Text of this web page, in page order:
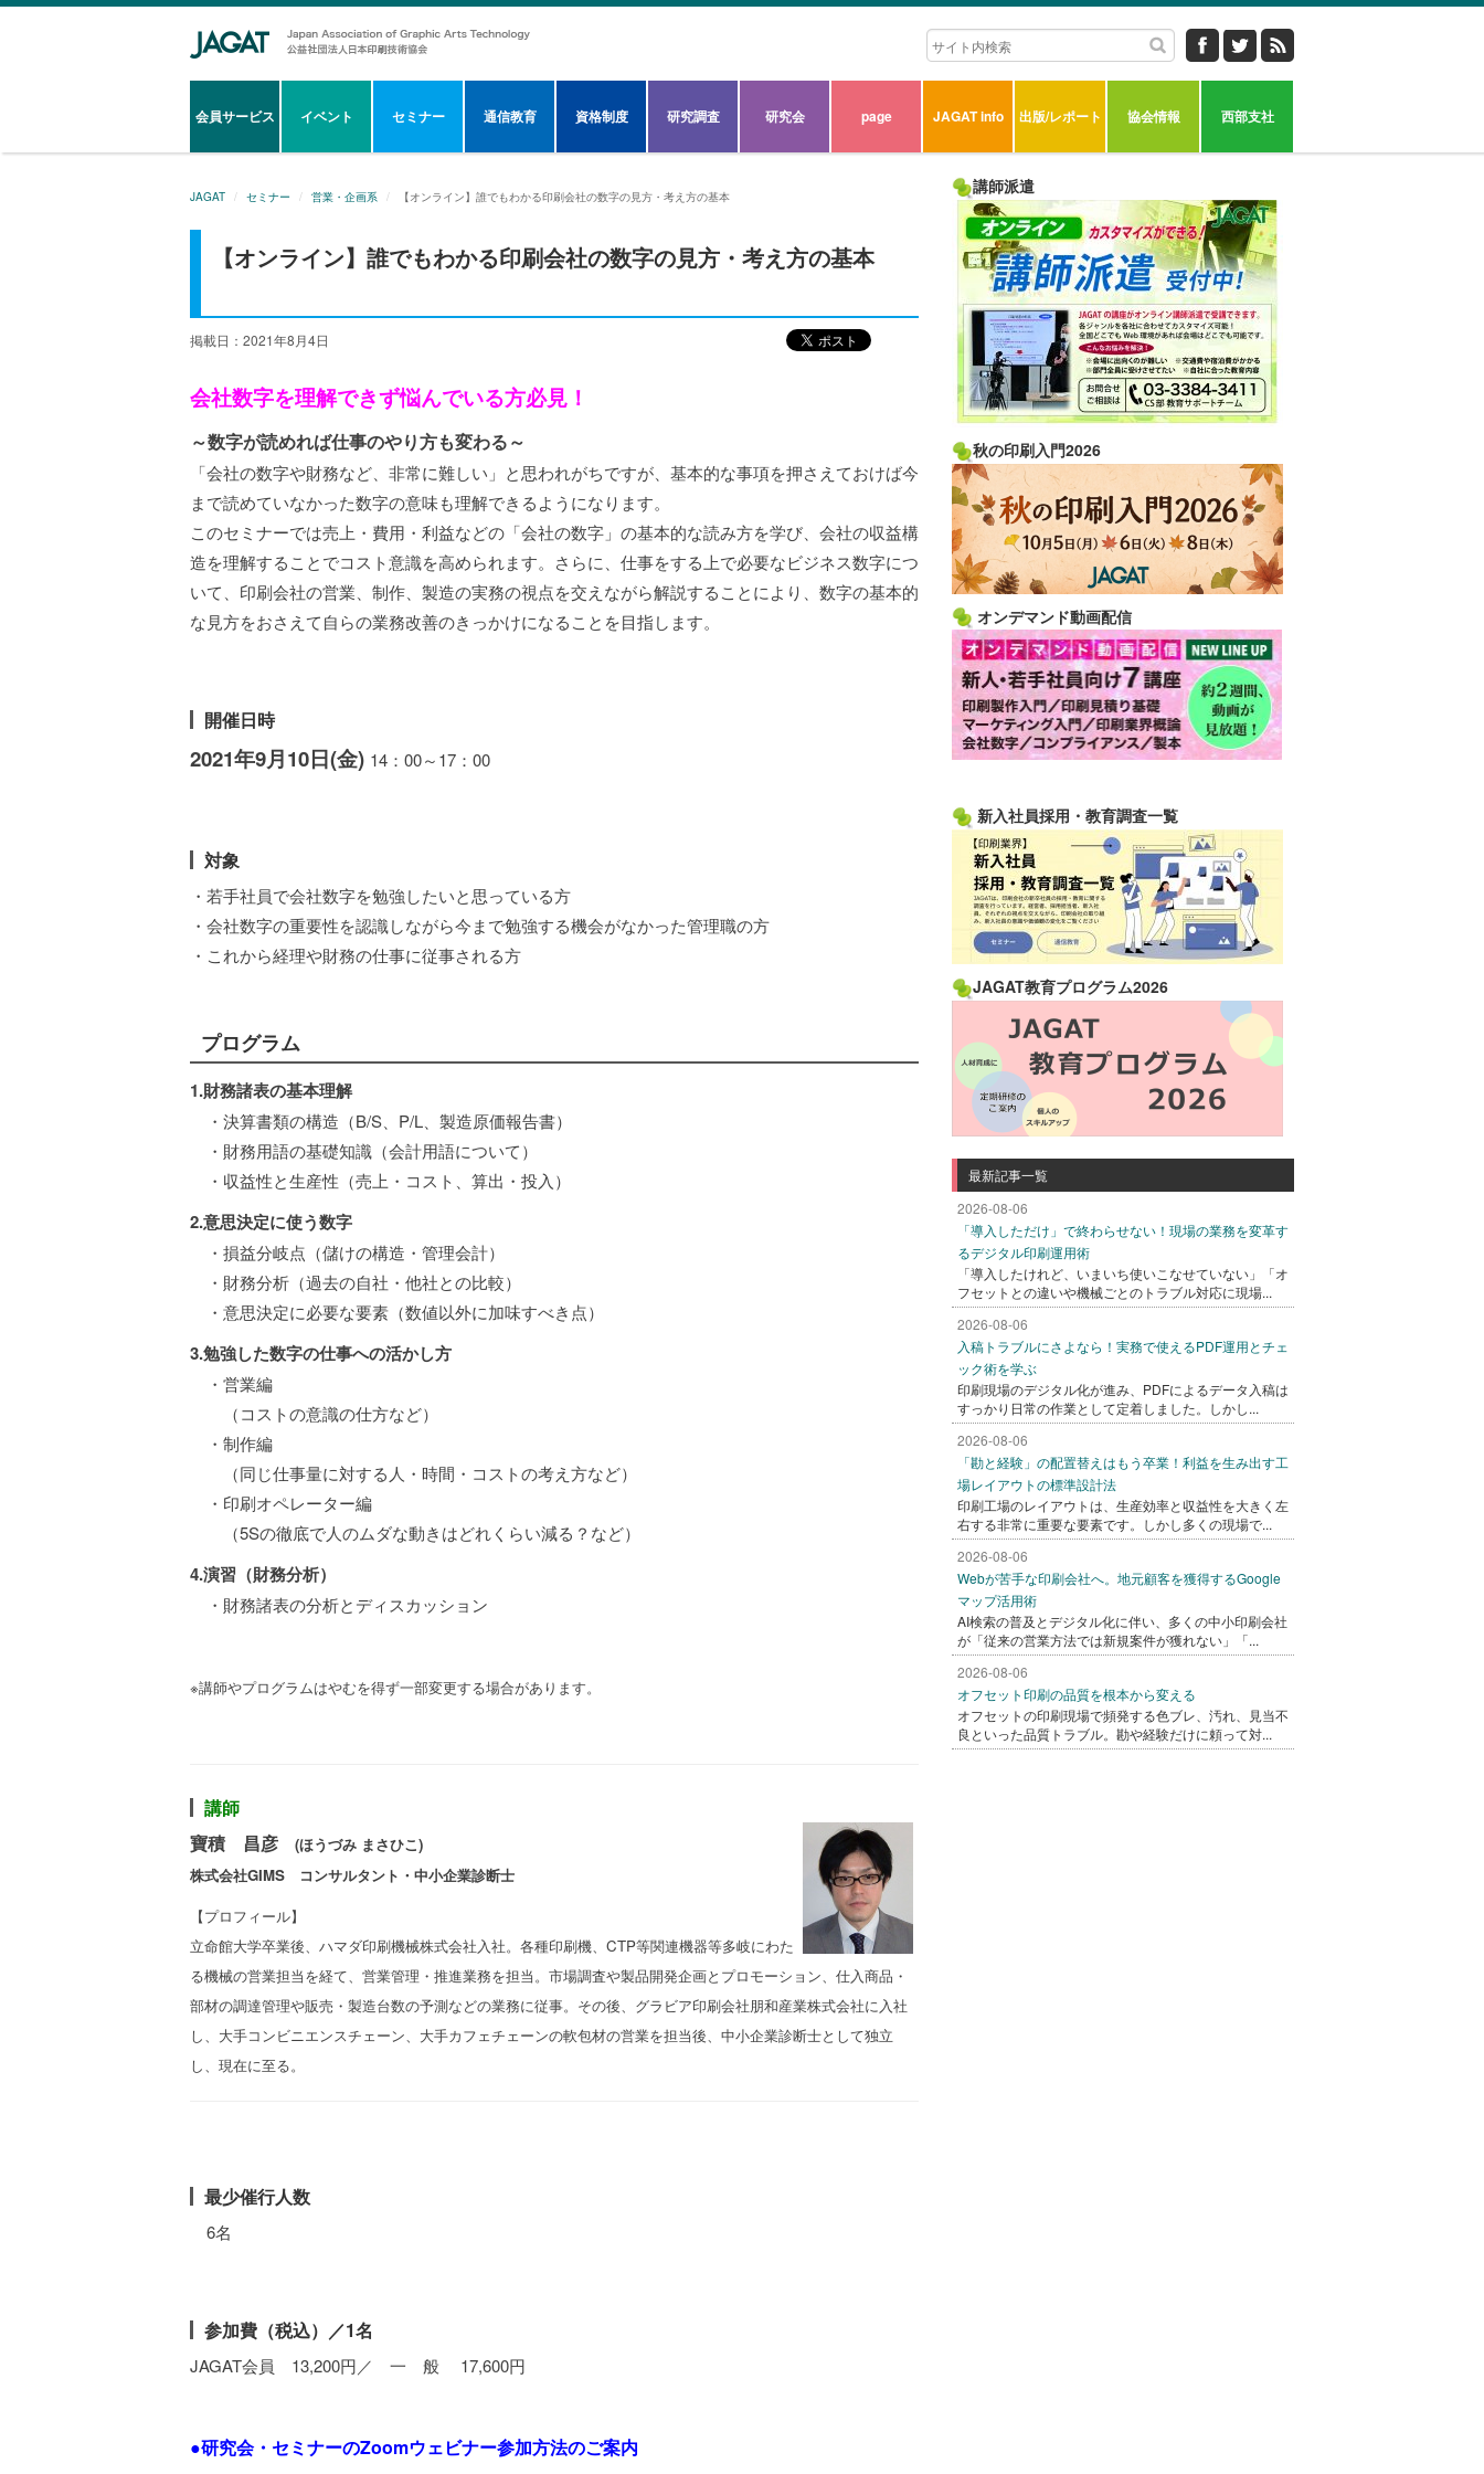
会員サービス イベント セミナー 通信教育 資格制度 研究調査 研究会 page JAGAT info 出版/レポート 協会情報 西部支社
JAGAT セミナー 営業・企画系 【オンライン】誰でもわかる印刷会社の数字の見方・考え方の基本
【オンライン】誰でもわかる印刷会社の数字の見方・考え方の基本
掲載日：2021年8月4日
会社数字を理解できず悩んでいる方必見！
～数字が読めれば仕事のやり方も変わる～
「会社の数字や財務など、非常に難しい」と思われがちですが、基本的な事項を押さえておけば今
まで読めていなかった数字の意味も理解できるようになります。
このセミナーでは売上・費用・利益などの「会社の数字」の基本的な読み方を学び、会社の収益構
造を理解することでコスト意識を高められます。さらに、仕事をする上で必要なビジネス数字につ
いて、印刷会社の営業、制作、製造の実務の視点を交えながら解説することにより、数字の基本的
な見方をおさえて自らの業務改善のきっかけになることを目指します。
開催日時
2021年9月10日(金) 14：00～17：00
対象
・若手社員で会社数字を勉強したいと思っている方
・会社数字の重要性を認識しながら今まで勉強する機会がなかった管理職の方
・これから経理や財務の仕事に従事される方
プログラム
1.財務諸表の基本理解
・決算書類の構造（B/S、P/L、製造原価報告書）
・財務用語の基礎知識（会計用語について）
・収益性と生産性（売上・コスト、算出・投入）
2.意思決定に使う数字
・損益分岐点（儲けの構造・管理会計）
・財務分析（過去の自社・他社との比較）
・意思決定に必要な要素（数値以外に加味すべき点）
3.勉強した数字の仕事への活かし方
・営業編
（コストの意識の仕方など）
・制作編
（同じ仕事量に対する人・時間・コストの考え方など）
・印刷オペレーター編
（5Sの徹底で人のムダな動きはどれくらい減る？など）
4.演習（財務分析）
・財務諸表の分析とディスカッション
※講師やプログラムはやむを得ず一部変更する場合があります。
講師
寶積 昌彦
(ほうづみ まさひこ)
株式会社GIMS コンサルタント・中小企業診断士
【プロフィール】
立命館大学卒業後、ハマダ印刷機械株式会社入社。各種印刷機、CTP等関連機器等多岐にわた
る機械の営業担当を経て、営業管理・推進業務を担当。市場調査や製品開発企画とプロモーション、仕入商品・
部材の調達管理や販売・製造台数の予測などの業務に従事。その後、グラビア印刷会社朋和産業株式会社に入社
し、大手コンビニエンスチェーン、大手カフェチェーンの軟包材の営業を担当後、中小企業診断士として独立
し、現在に至る。
最少催行人数
6名
参加費（税込）／1名
JAGAT会員 13,200円／ 一 般 17,600円
●研究会・セミナーのZoomウェビナー参加方法のご案内
講師派遣
秋の印刷入門2026
オンデマンド動画配信
新入社員採用・教育調査一覧
JAGAT教育プログラム2026
最新記事一覧
2026-08-06
「導入しただけ」で終わらせない！現場の業務を変革す
るデジタル印刷運用術
「導入したけれど、いまいち使いこなせていない」「オ
フセットとの違いや機械ごとのトラブル対応に現場...
2026-08-06
入稿トラブルにさよなら！実務で使えるPDF運用とチェ
ック術を学ぶ
印刷現場のデジタル化が進み、PDFによるデータ入稿は
すっかり日常の作業として定着しました。しかし...
2026-08-06
「勘と経験」の配置替えはもう卒業！利益を生み出す工
場レイアウトの標準設計法
印刷工場のレイアウトは、生産効率と収益性を大きく左
右する非常に重要な要素です。しかし多くの現場で...
2026-08-06
Webが苦手な印刷会社へ。地元顧客を獲得するGoogle
マップ活用術
AI検索の普及とデジタル化に伴い、多くの中小印刷会社
が「従来の営業方法では新規案件が獲れない」「...
2026-08-06
オフセット印刷の品質を根本から変える
オフセットの印刷現場で頻発する色ブレ、汚れ、見当不
良といった品質トラブル。勘や経験だけに頼って対...